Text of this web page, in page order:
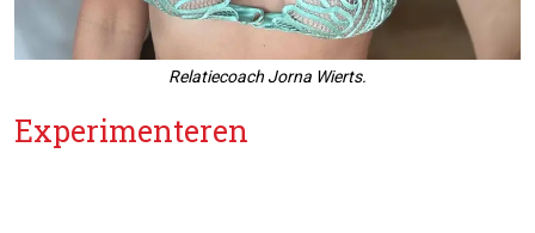
Relatiecoach Jorna Wierts.
Experimenteren